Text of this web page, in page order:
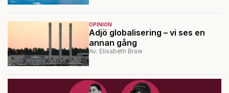
OPINION
Adjö globalisering – vi ses en
annan gång
Av: Elisabeth Braw